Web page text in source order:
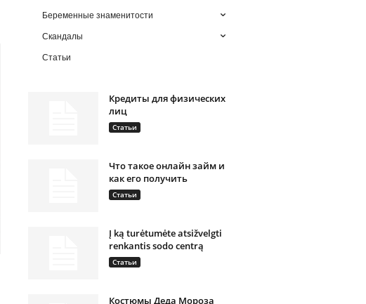
Беременные знаменитости
Скандалы
Статьи
Кредиты для физических
лиц
Статьи
Что такое онлайн займ и
как его получить
Статьи
Į ką turėtumėte atsižvelgti
renkantis sodo centrą
Статьи
Костюмы Деда Мороза